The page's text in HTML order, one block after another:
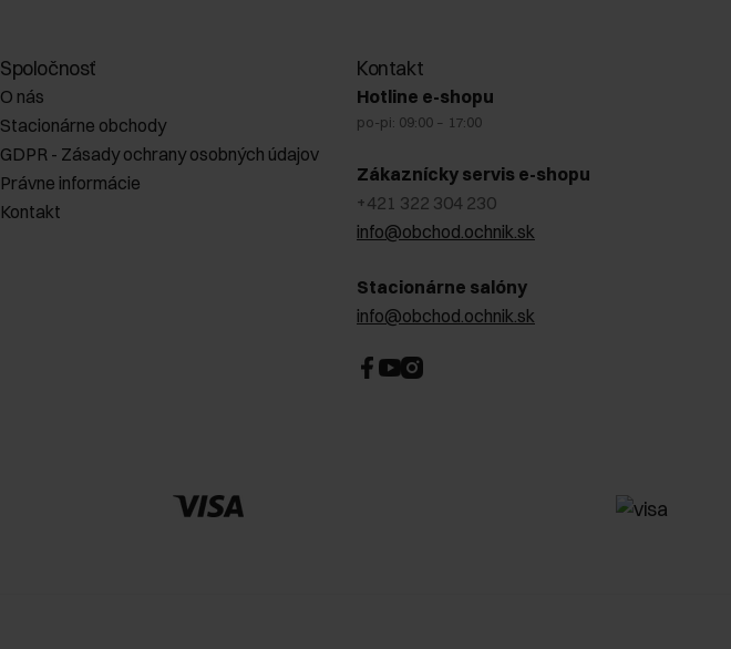
Spoločnosť
O nás
Stacionárne obchody
GDPR - Zásady ochrany osobných údajov
Právne informácie
Kontakt
Kontakt
Hotline e-shopu
po-pi: 09:00 – 17:00
Zákaznícky servis e-shopu
+421 322 304 230
info@obchod.ochnik.sk
Stacionárne salóny
info@obchod.ochnik.sk